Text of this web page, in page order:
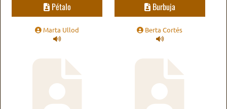
Pétalo
Marta Ullod
Burbuja
Berta Cortés